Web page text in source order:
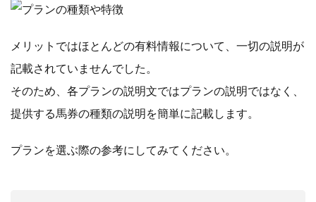
メリットではほとんどの有料情報について、一切の説明が
記載されていませんでした。
そのため、各プランの説明文ではプランの説明ではなく、
提供する馬券の種類の説明を簡単に記載します。
プランを選ぶ際の参考にしてみてください。